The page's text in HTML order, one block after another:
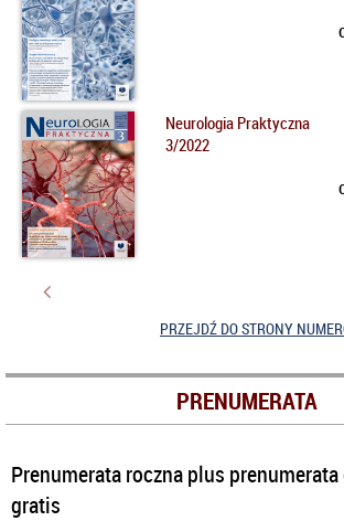
Neurologia Praktyczna
3/2022
PRZEJDŹ DO STRONY
PRENUMERATA
Prenumerata roczna plus
gratis